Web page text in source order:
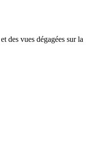
des vues dégagées sur la